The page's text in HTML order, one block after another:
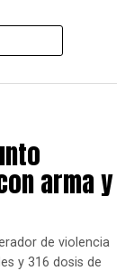
arma y
de violencia
y 316 dosis de